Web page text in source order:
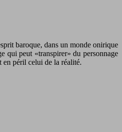
baroque, dans un monde onirique
qui peut «transpirer» du personnage
en péril celui de la réalité.